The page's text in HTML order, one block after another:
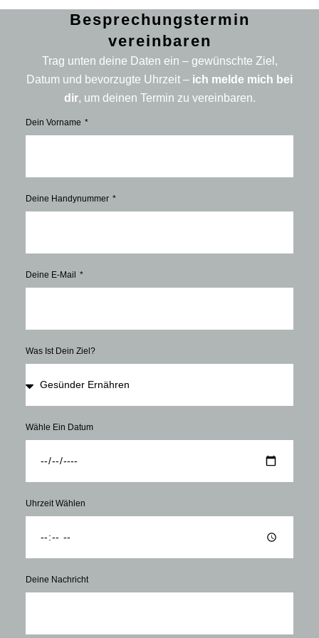
Besprechungstermin
vereinbaren
Trag unten deine Daten ein – gewünschte Ziel,
Datum und bevorzugte Uhrzeit – ich melde mich bei
dir, um deinen Termin zu vereinbaren.
Dein Vorname
Deine Handynummer
Deine E-Mail
Was Ist Dein Ziel?
Wähle Ein Datum
Uhrzeit Wählen
Deine Nachricht